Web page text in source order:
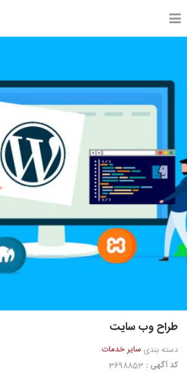
طراح وب سایت
دسته بندی سایر خدمات
کد آگهی :